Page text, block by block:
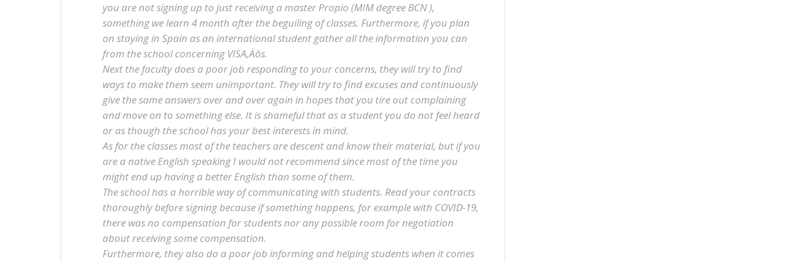
you are not signing up to just receiving a master Propio (MIM degree BCN ),
something we learn 4 month after the beguiling of classes. Furthermore, if you plan
on staying in Spain as an international student gather all the information you can
from the school concerning VISA‚Äôs.
Next the faculty does a poor job responding to your concerns, they will try to find
ways to make them seem unimportant. They will try to find excuses and continuously
give the same answers over and over again in hopes that you tire out complaining
and move on to something else. It is shameful that as a student you do not feel heard
or as though the school has your best interests in mind.
As for the classes most of the teachers are descent and know their material, but if you
are a native English speaking I would not recommend since most of the time you
might end up having a better English than some of them.
The school has a horrible way of communicating with students. Read your contracts
thoroughly before signing because if something happens, for example with COVID-19,
there was no compensation for students nor any possible room for negotiation
about receiving some compensation.
Furthermore, they also do a poor job informing and helping students when it comes